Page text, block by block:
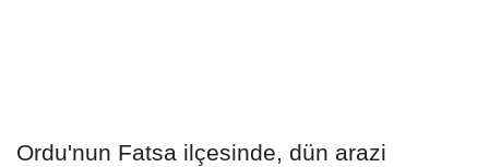
Ordu'nun Fatsa ilçesinde, dün arazi